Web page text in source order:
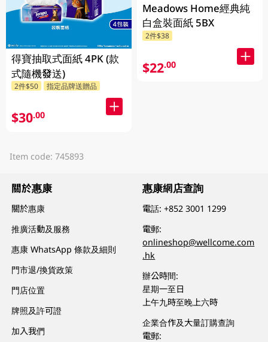
得寶抽取式面紙 4PK (款
式隨機發送)
2件$50 指定品牌送贈品
$30.00
Meadows Home經典純
白盒裝面紙 5BX
2件$38
$22.00
Item code: 745893
關於惠康
關於惠康
推廣活動及服務
惠康 WhatsApp 條款及細則
門市退/換貨政策
門店位置
牌照及許可證
加入我們
惠康網店查詢
電話:+852 3001 1299
電郵:
onlineshop@wellcome.com
.hk
辦公時間:
星期一至日
上午九時至晚上六時
企業合作及大量訂購查詢
電郵: